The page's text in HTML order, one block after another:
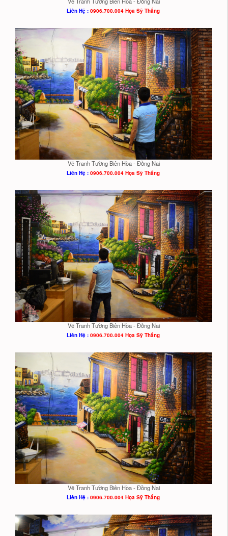
Liên Hệ : 0906.700.004 Họa Sỹ Thắng
Vẽ Tranh Tường Biên Hòa - Đồng Nai
Liên Hệ : 0906.700.004 Họa Sỹ Thắng
Vẽ Tranh Tường Biên Hòa - Đồng Nai
Liên Hệ : 0906.700.004 Họa Sỹ Thắng
Vẽ Tranh Tường Biên Hòa - Đồng Nai
Liên Hệ : 0906.700.004 Họa Sỹ Thắng